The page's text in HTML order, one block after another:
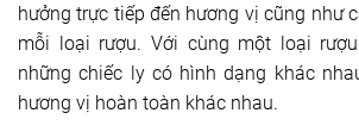
hưởng trực tiếp đến hương vị cũng như
mỗi loại rượu. Với cùng một loại
những chiếc ly có hình dạng khác
hương vị hoàn toàn khác nhau.